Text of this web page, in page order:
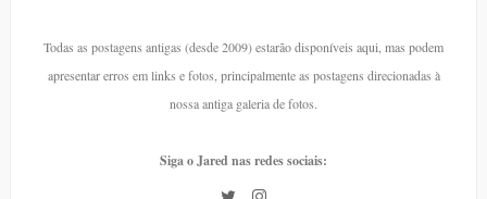
Todas as postagens antigas (desde 2009) estarão disponíveis aqui, mas podem
apresentar erros em links e fotos, principalmente as postagens direcionadas à
nossa antiga galeria de fotos.
Siga o Jared nas redes sociais: